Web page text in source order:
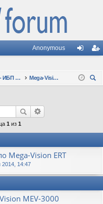
Anonymous
д ис
1Ф/1Ф - ИБП N-POWER - однофазные 1-10 кВА - вопросы по моделям
Mega-Vision ERT
1 из 1
Mega-Vision ERT
2014, 14:47
MEV-3000